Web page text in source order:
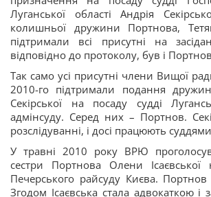
Луганської області Андрія
колишньої дружини Портнова,
підтримали всі присутні на
відповідно до протоколу, був і
Так само усі присутні члени Вищої
2010-го підтримали подання
Секірської на посаду судді
адмінсуду. Серед них – Портнов.
розслідуванні, і досі працюють
У травні 2010 року ВРЮ
сестри Портнова Олени Ісаєвської
Печерського райсуду Києва. Портнов
Згодом Ісаєвська стала адвокаткою і